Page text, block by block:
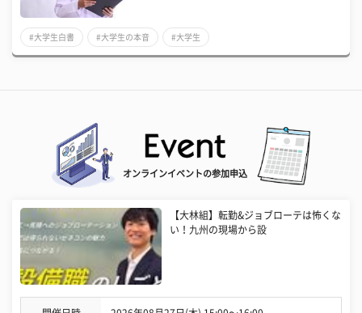
#大学生白書 #大学生の本音 #大学生
オンラインイベントの参加申込
【大林組】転勤&ジョブローテは怖くな
い！九州の現場から設